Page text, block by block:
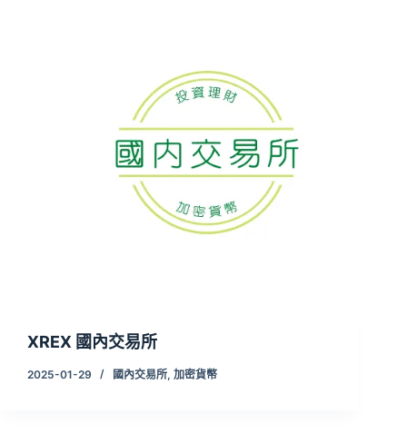
XREX 國內交易所
2025-01-29 國內交易所, 加密貨幣